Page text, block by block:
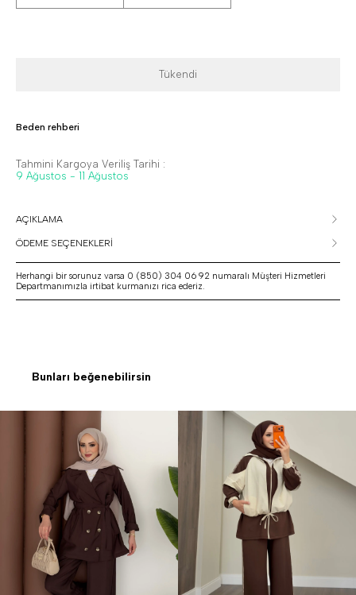
Tükendi
Beden rehberi
Tahmini Kargoya Veriliş Tarihi :
9 Ağustos - 11 Ağustos
AÇIKLAMA
ÖDEME SEÇENEKLERİ
Herhangi bir sorunuz varsa 0 (850) 304 06 92 numaralı Müşteri Hizmetleri
Departmanımızla irtibat kurmanızı rica ederiz.
Bunları beğenebilirsin